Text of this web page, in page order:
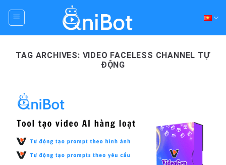
TAG ARCHIVES: VIDEO FACELESS CHANNEL TỰ
ĐỘNG